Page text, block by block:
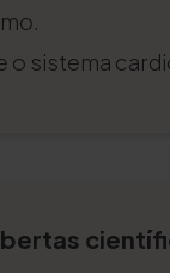
o sistema